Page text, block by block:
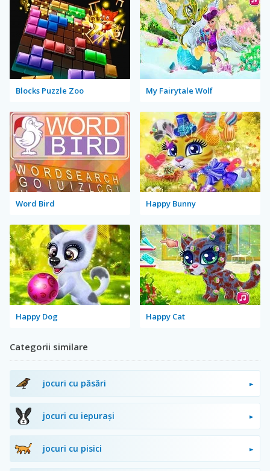
Blocks Puzzle Zoo My Fairytale Wolf
Word Bird Happy Bunny
Happy Dog Happy Cat
Categorii similare
jocuri cu păsări
jocuri cu iepurași
jocuri cu pisici